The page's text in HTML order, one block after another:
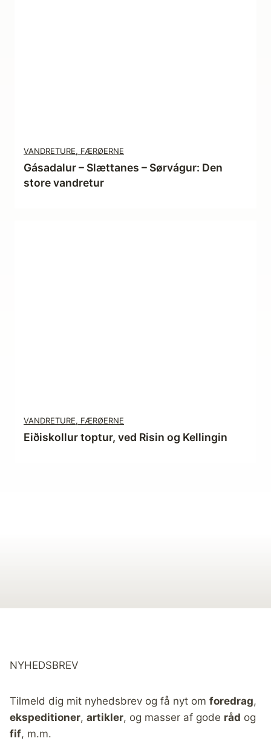
VANDRETURE, FÆRØERNE
Gásadalur – Slættanes – Sørvágur: Den
store vandretur
VANDRETURE, FÆRØERNE
Eiðiskollur toptur, ved Risin og Kellingin
NYHEDSBREV
Tilmeld dig mit nyhedsbrev og få nyt om foredrag,
ekspeditioner, artikler, og masser af gode råd og
fif, m.m.